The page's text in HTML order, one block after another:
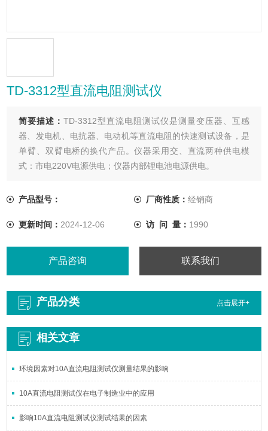
TD-3312型直流电阻测试仪
简要描述：TD-3312型直流电阻测试仪是测量变压器、互感
器、发电机、电抗器、电动机等直流电阻的快速测试设备，是
单臂、双臂电桥的换代产品。仪器采用交、直流两种供电模
式：市电220V电源供电；仪器内部锂电池电源供电。
产品型号： 厂商性质： 经销商
更新时间： 2024-12-06 访 问 量： 1990
产品咨询 联系我们
产品分类 点击展开+
相关文章
环境因素对10A直流电阻测试仪测量结果的影响
10A直流电阻测试仪在电子制造业中的应用
影响10A直流电阻测试仪测试结果的因素